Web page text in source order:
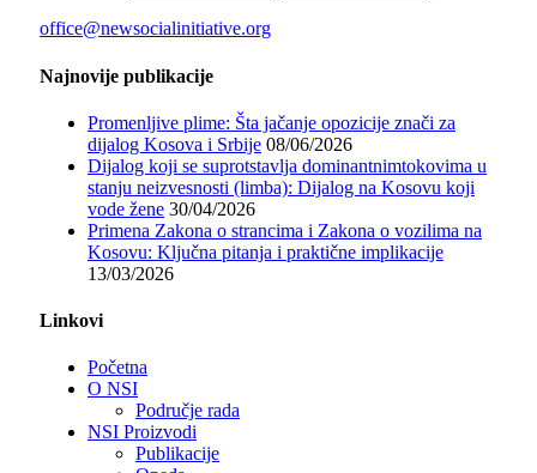
office@newsocialinitiative.org
Najnovije publikacije
Promenljive plime: Šta jačanje opozicije znači za
dijalog Kosova i Srbije 08/06/2026
Dijalog koji se suprotstavlja dominantnimtokovima u
stanju neizvesnosti (limba): Dijalog na Kosovu koji
vode žene 30/04/2026
Primena Zakona o strancima i Zakona o vozilima na
Kosovu: Ključna pitanja i praktične implikacije
13/03/2026
Linkovi
Početna
O NSI
Područje rada
NSI Proizvodi
Publikacije